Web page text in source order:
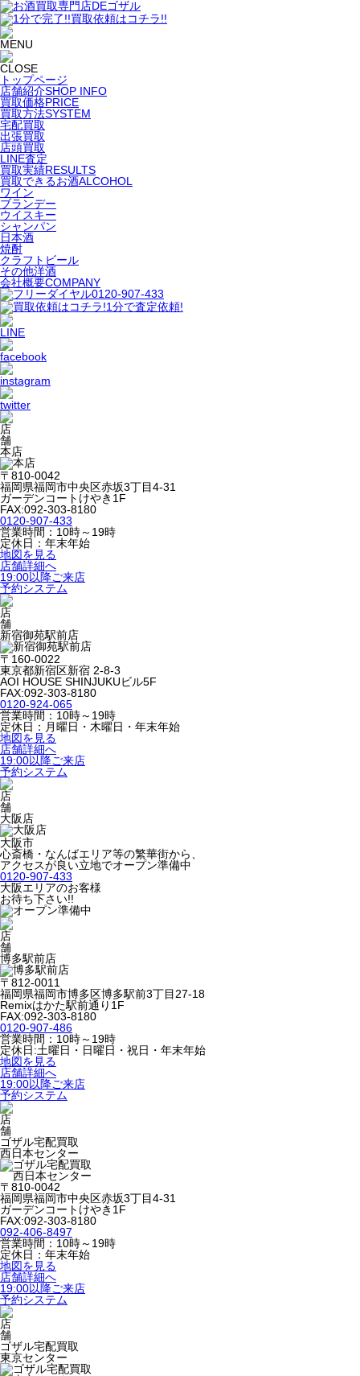
トップページ
店舗紹介SHOP INFO
買取価格PRICE
買取方法SYSTEM
宅配買取
出張買取
店頭買取
LINE査定
買取実績RESULTS
買取できるお酒ALCOHOL
ワイン
ブランデー
ウイスキー
シャンパン
日本酒
焼酎
クラフトビール
その他洋酒
会社概要COMPANY
本店
〒810-0042
福岡県福岡市中央区赤坂3丁目4-31
ガーデンコートけやき1F
FAX:092-303-8180
0120-907-433
営業時間：10時～19時
定休日：年末年始
地図を見る
店舗詳細へ
19:00以降ご来店
予約システム
新宿御苑駅前店
〒160-0022
東京都新宿区新宿 2-8-3
AOI HOUSE SHINJUKUビル5F
FAX:092-303-8180
0120-924-065
営業時間：10時～19時
定休日：月曜日・木曜日・年末年始
地図を見る
店舗詳細へ
19:00以降ご来店
予約システム
大阪店
大阪市
心斎橋・なんばエリア等の繁華街から、
アクセスが良い立地でオープン準備中
0120-907-433
大阪エリアのお客様
お待ち下さい!!
博多駅前店
〒812-0011
福岡県福岡市博多区博多駅前3丁目27-18
Remixはかた駅前通り1F
FAX:092-303-8180
0120-907-486
営業時間：10時～19時
定休日:土曜日・日曜日・祝日・年末年始
地図を見る
店舗詳細へ
19:00以降ご来店
予約システム
ゴザル宅配買取
西日本センター
〒810-0042
福岡県福岡市中央区赤坂3丁目4-31
ガーデンコートけやき1F
FAX:092-303-8180
092-406-8497
営業時間：10時～19時
定休日：年末年始
地図を見る
店舗詳細へ
19:00以降ご来店
予約システム
ゴザル宅配買取
東京センター